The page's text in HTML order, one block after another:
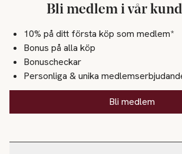
Bli medlem i vår
10% på ditt första köp som medlem*
Bonus på alla köp
Bonuscheckar
Personliga & unika
Bli medlem